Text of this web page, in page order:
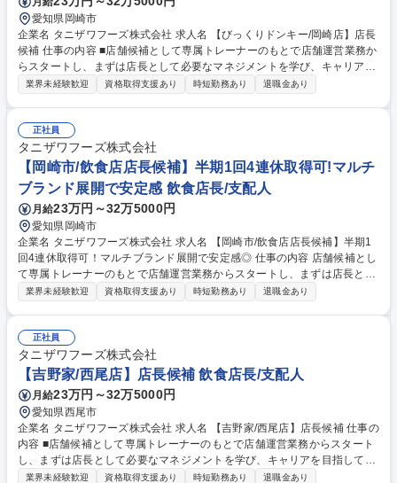
愛知県岡崎市
企業名 タニザワフーズ株式会社 求人名 【びっくりドンキー/岡崎店】店長
候補 仕事の内容 ■店舗候補として専属トレーナーのもとで店舗運営業務か
らスタートし、まずは店長として必要なマネジメントを学び、キャリアを
目指して頂きます。入社2年を目途に店長登用されるように教育をしてい
★順調に店舗拡大が進んでおり増員採用となります。★ 【教育研修】未経
験の方でも安心して働き始められるようブランドごとにマニュアルやタブ
レット端末を使用した動画を併用したトレーニングが受けれます。 募集職
種 【びっくりドンキー/岡崎店】店長候補
業界未経験歓迎 資格取得支援あり 時短勤務あり 退職金あり
正社員
タニザワフーズ株式会社
【岡崎市/飲食店店長候補】半期1回4連休取得可!マルチ
ブランド展開で安定感 飲食店長/支配人
月給23万円～32万5000円
愛知県岡崎市
企業名 タニザワフーズ株式会社 求人名 【岡崎市/飲食店店長候補】半期1
回4連休取得可！マルチブランド展開で安定感◎ 仕事の内容 店舗候補とし
て専属トレーナーのもとで店舗運営業務からスタートし、まずは店長とし
て必要なマネジメントを学び、キャリアを目指して頂きます。★入社2年
務などのキャリアパスが用意されています。 ★順調に店舗拡大が進んでお
り増員採用となります。★ 【教育研修】未経験の方でも安心して働き始め
られるようブランドごとにマニュアルやタブレット端末を使用した動画を
併用したトレーニングが受けれます。 募集職種 【岡崎市/飲食店店長候
補】半期1回4連休取得可！マルチブランド展開で安定感◎
業界未経験歓迎 資格取得支援あり 時短勤務あり 退職金あり
正社員
タニザワフーズ株式会社
【吉野家/西尾店】店長候補 飲食店長/支配人
月給23万円～32万5000円
愛知県西尾市
企業名 タニザワフーズ株式会社 求人名 【吉野家/西尾店】店長候補 仕事の
内容 ■店舗候補として専属トレーナーのもとで店舗運営業務からスタート
し、まずは店長として必要なマネジメントを学び、キャリアを目指して頂
きます。入社2年を目途に店長登用されるように教育をしていきます。 そ
業界未経験歓迎 資格取得支援あり 時短勤務あり 退職金あり